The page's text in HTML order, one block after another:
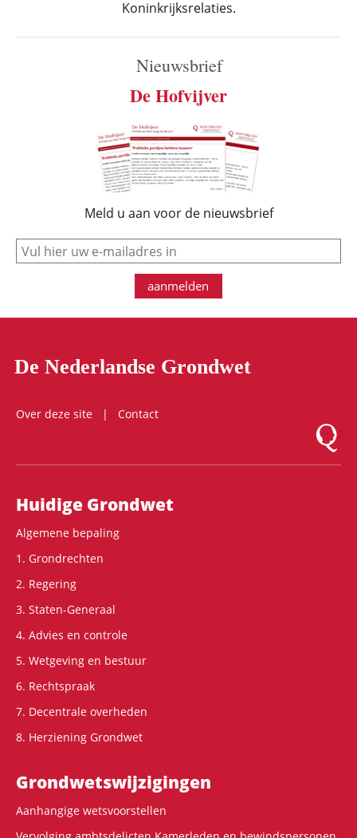
Koninkrijksrelaties.
Nieuwsbrief
De Hofvijver
Meld u aan voor de nieuwsbrief
e-mail
aanmelden
De Nederlandse Grondwet
Over deze site
Contact
Logo
Hoofdnavigatie
Huidige Grondwet
Algemene bepaling
1. Grondrechten
2. Regering
3. Staten-Generaal
4. Advies en controle
5. Wetgeving en bestuur
6. Rechtspraak
7. Decentrale overheden
8. Herziening Grondwet
Grondwets­wijzigingen
Aanhangige wetsvoorstellen